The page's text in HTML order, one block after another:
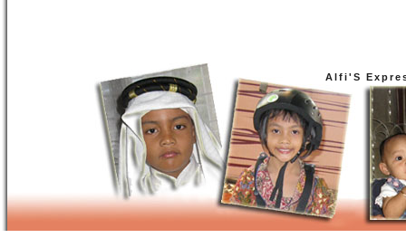
Alfi'S